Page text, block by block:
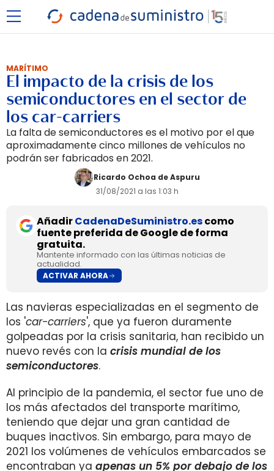
MARÍTIMO
El impacto de la crisis de los
semiconductores en el sector de
los car-carriers
La falta de semiconductores es el motivo por el que
aproximadamente cinco millones de vehículos no
podrán ser fabricados en 2021.
Ricardo Ochoa de Aspuru
31/08/2021 a las 1:03 h
AñadirCadenaDeSuministro.escomo
fuente preferida de Google de forma
gratuita.
Mantente informado con las últimas noticias de
actualidad.
ACTIVAR AHORA
Las navieras especializadas en el segmento de
los 'car-carriers', que ya fueron duramente
golpeadas por la crisis sanitaria, han recibido un
nuevo revés con la crisis mundial de los
semiconductores.
Al principio de la pandemia, el sector fue uno de
los más afectados del transporte marítimo,
teniendo que dejar una gran cantidad de
buques inactivos. Sin embargo, para mayo de
2021 los volúmenes de vehículos embarcados se
encontraban ya apenas un 5% por debajo de los